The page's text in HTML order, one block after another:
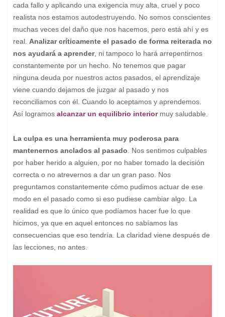
cada fallo y aplicando una exigencia muy alta, cruel y poco
realista nos estamos autodestruyendo. No somos conscientes
muchas veces del daño que nos hacemos, pero está ahí y es
real. Analizar críticamente el pasado de forma reiterada no
nos ayudará a aprender, ni tampoco lo hará arrepentirnos
constantemente por un hecho. No tenemos que pagar
ninguna deuda por nuestros actos pasados, el aprendizaje
viene cuando dejamos de juzgar al pasado y nos
reconciliamos con él. Cuando lo aceptamos y aprendemos.
Así logramos alcanzar un equilibrio interiormuy saludable.
La culpa es una herramienta muy poderosa para
mantenernos anclados al pasado . Nos sentimos culpables
por haber herido a alguien, por no haber tomado la decisión
correcta o no atrevernos a dar un gran paso. Nos
preguntamos constantemente cómo pudimos actuar de ese
modo en el pasado como si eso pudiese cambiar algo. La
realidad es que lo único que podíamos hacer fue lo que
hicimos, ya que en aquel entonces no sabíamos las
consecuencias que eso tendría. La claridad viene después de
las lecciones, no antes.